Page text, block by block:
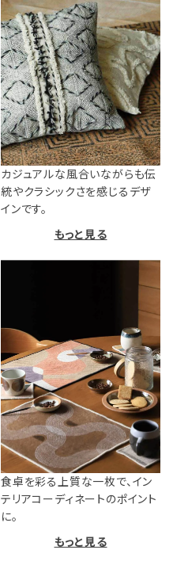
カジュアルな風合いながらも伝
統やクラシックさを感じるデザ
インです。
もっと見る
食卓を彩る上質な一枚で、イン
テリアコーディネートのポイント
に。
もっと見る